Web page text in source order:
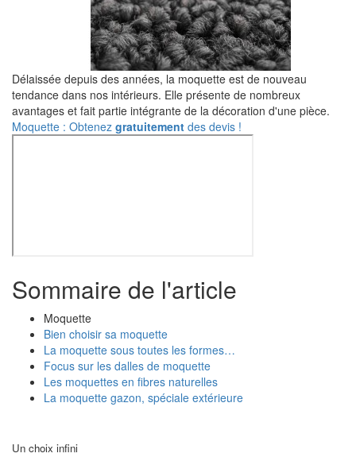
Délaissée depuis des années, la moquette est de nouveau
tendance dans nos intérieurs. Elle présente de nombreux
avantages et fait partie intégrante de la décoration d'une pièce.
Moquette : Obtenez gratuitement des devis !
Sommaire de l'article
Moquette
Bien choisir sa moquette
La moquette sous toutes les formes…
Focus sur les dalles de moquette
Les moquettes en fibres naturelles
La moquette gazon, spéciale extérieure
Un choix infini